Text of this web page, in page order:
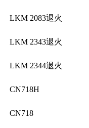
LKM 2083退火
LKM 2343退火
LKM 2344退火
CN718H
CN718